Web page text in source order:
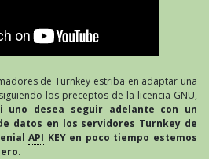
de Turnkey estriba en adaptar una
los preceptos de la licencia GNU,
uno desea seguir adelante con un
datos en los servidores Turnkey de
API KEY en poco tiempo estemos